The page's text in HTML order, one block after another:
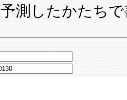
予測したかたち